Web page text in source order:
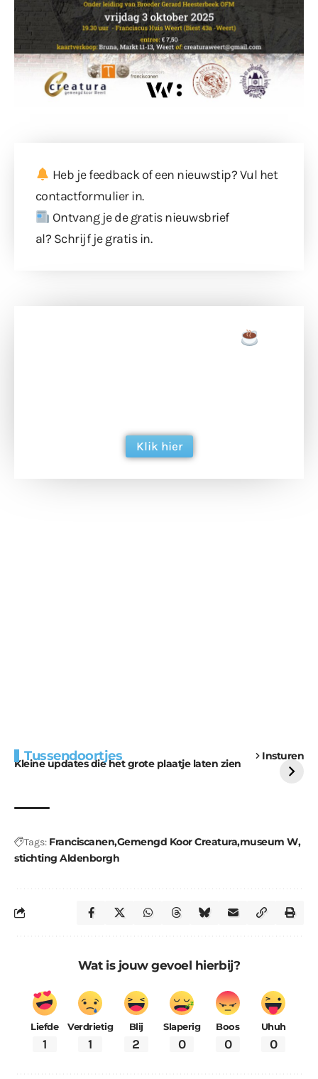
Heb je feedback of een nieuwstip? Vul het
contactformulierin.
Ontvang je de gratis nieuwsbrief
al? Schrijf je gratis in.
Klik hier
Tussendoortjes Insturen
Kleine updates die het grote plaatje laten zien
voor kabouters
uitdaging
Tags: FranciscanenGemengd Koor Creaturamuseum W
stichting Aldenborgh
Wat is jouw gevoel hierbij?
Liefde
1
Verdrietig
1
Blij
2
Slaperig
0
Boos
0
Uhuh
0